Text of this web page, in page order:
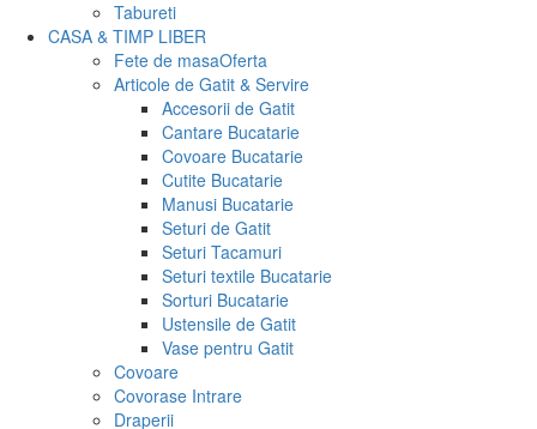
Tabureti
CASA & TIMP LIBER
Fete de masaOferta
Articole de Gatit & Servire
Accesorii de Gatit
Cantare Bucatarie
Covoare Bucatarie
Cutite Bucatarie
Manusi Bucatarie
Seturi de Gatit
Seturi Tacamuri
Seturi textile Bucatarie
Sorturi Bucatarie
Ustensile de Gatit
Vase pentru Gatit
Covoare
Covorase Intrare
Draperii